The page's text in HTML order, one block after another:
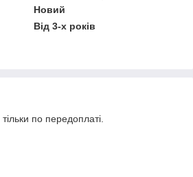
Новий
Від 3-х років
по передоплаті.